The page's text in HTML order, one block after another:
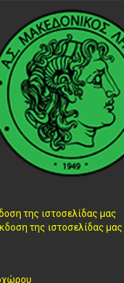
της ιστοσελίδας μας
της ιστοσελίδας μας